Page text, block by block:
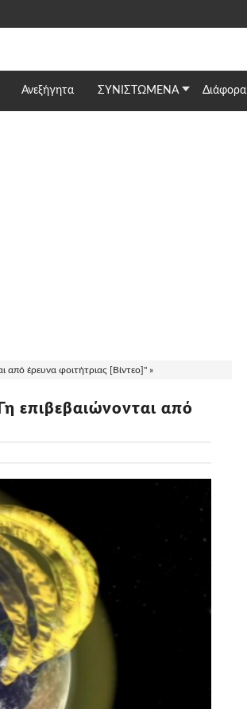
Ανεξήγητα ΣΥΝΙΣΤΩΜΕΝΑ Διάφορα
από έρευνα φοιτήτριας [Βίντεο]" »
επιβεβαιώνονται από